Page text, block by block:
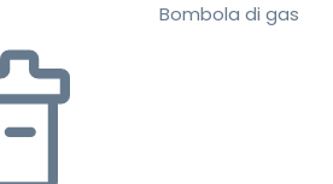
Bombola di gas